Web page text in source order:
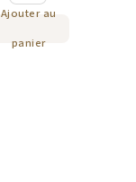
Ajouter au
panier